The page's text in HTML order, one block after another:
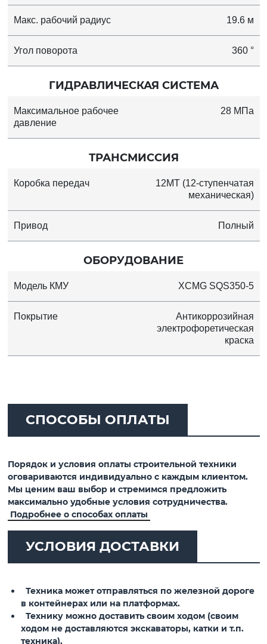
Макс. рабочий радиус 19.6 м
Угол поворота 360 °
ГИДРАВЛИЧЕСКАЯ СИСТЕМА
Максимальное рабочее
давление
28 МПа
ТРАНСМИССИЯ
Коробка передач
12MT (12-ступенчатая
механическая)
Привод Полный
ОБОРУДОВАНИЕ
Модель КМУ XCMG SQS350-5
Покрытие
Антикоррозийная
электрофоретическая
краска
СПОСОБЫ ОПЛАТЫ
Порядок и условия оплаты строительной техники
оговариваются индивидуально с каждым клиентом.
Мы ценим ваш выбор и стремимся предложить
максимально удобные условия сотрудничества.
Подробнее о способах оплаты
УСЛОВИЯ ДОСТАВКИ
Техника может отправляться по железной дороге
в контейнерах или на платформах.
Технику можно доставить своим ходом (своим
ходом не доставляются экскаваторы, катки и т.п.
техника).